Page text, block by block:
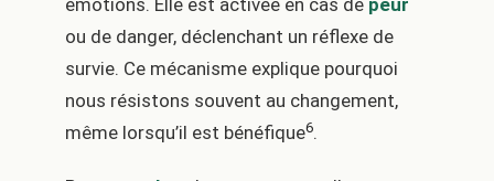
ou de danger, déclenchant un réflexe de
survie. Ce mécanisme explique pourquoi
nous résistons souvent au changement,
même lorsqu’il est bénéfique6.